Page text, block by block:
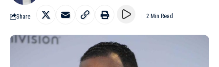
Share 2 Min Read